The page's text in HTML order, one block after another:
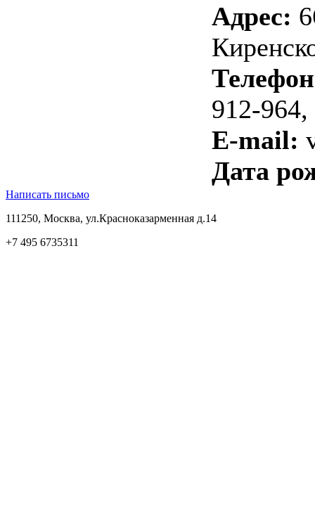
Адрес:
912-
E-mail:
Дата
Написать письмо
111250, Москва, ул.Красноказарменная д.14
+7 495 6735311